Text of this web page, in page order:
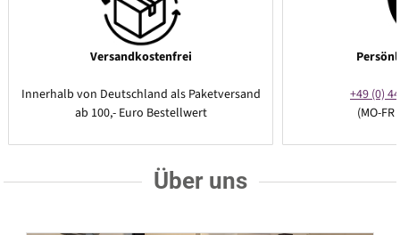
Versandkostenfrei
Innerhalb von Deutschland als Paketversand
ab 100,- Euro Bestellwert
+49 (0)
(MO-
Über uns